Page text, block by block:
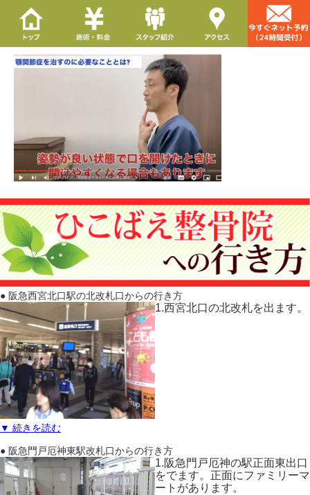
● 阪急西宮北口駅の北改札口からの行き方
1.西宮北口の北改札を出ます。
▼ 続きを読む
● 阪急門戸厄神東駅改札口からの行き方
1.阪急門戸厄神の駅正面東出口
をでます。正面にファミリーマ
ートがあります。